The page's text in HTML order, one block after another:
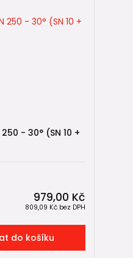
- 30° (SN 10 +
979,00 Kč
809,09 Kč bez DPH
do košíku